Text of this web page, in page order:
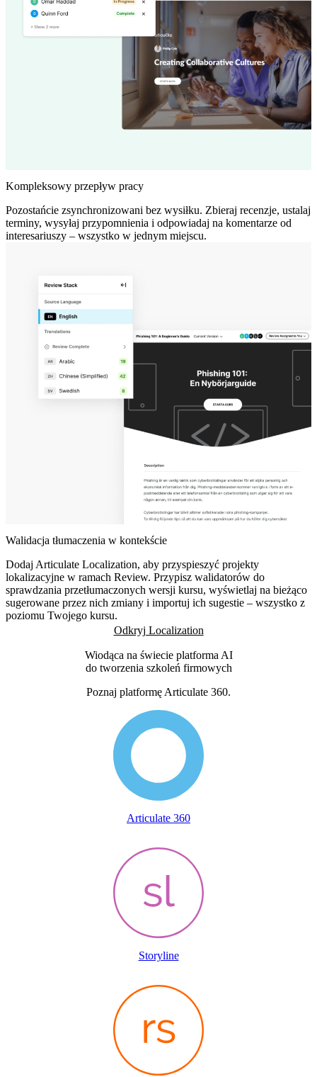
Kompleksowy przepływ pracy
Pozostańcie zsynchronizowani bez wysiłku. Zbieraj recenzje, ustalaj
terminy, wysyłaj przypomnienia i odpowiadaj na komentarze od
interesariuszy – wszystko w jednym miejscu.
Walidacja tłumaczenia w kontekście
Dodaj Articulate Localization, aby przyspieszyć projekty
lokalizacyjne w ramach Review. Przypisz walidatorów do
sprawdzania przetłumaczonych wersji kursu, wyświetlaj na bieżąco
sugerowane przez nich zmiany i importuj ich sugestie – wszystko z
poziomu Twojego kursu.
Odkryj Localization
Wiodąca na świecie platforma AI
do tworzenia szkoleń firmowych
Poznaj platformę Articulate 360.
Articulate 360
Storyline